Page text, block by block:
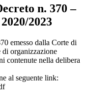
n. 370 –
2023
emesso dalla Corte di
organizzazione
contenute nella delibera
al seguente link: